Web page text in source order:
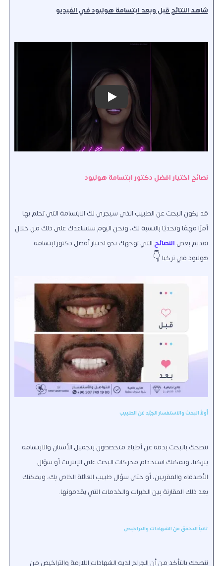
شاهد النتائج قبل وبعد ابتسامة هوليود في الفيديو
Play
نصائح اختيار افضل دكتور ابتسامة هوليود
قد يكون البحث عن الطبيب الذي سيجري لك الابتسامة التي تحلم بها
أمرًا مهمًا وتحديًا بالنسبة لك، ونحن اليوم سنساعدك على ذلك من خلال
تقديم بعض النصائح التي توجهك نحو اختيار أفضل دكتور ابتسامة
هوليود في تركيا 👇
أولاً البحث والاستفسار الجيّد عن الطبيب
ننصحك بالبحث بدقة عن أطباء متخصصون بتجميل الأسنان والابتسامة
بتركيا، ويمكنك استخدام محركات البحث على الإنترنت أو سؤال
الأصدقاء والمقربين، أو حتى سؤال طبيب العائلة الخاص بك، ويمكنك
بعد ذلك المقارنة بين الخبرات والخدمات التي يقدمونها.
ثانياً التحقق من الشهادات والتراخيص
ننصحك بالتأكد من أن الجراح لديه الشهادات اللازمة والتراخيص من